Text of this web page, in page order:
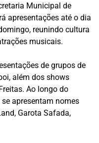
Municipal de
apresentações até o dia
reunindo cultura
musicais.
de grupos de
além dos shows
Ao longo do
apresentam nomes
Garota Safada,